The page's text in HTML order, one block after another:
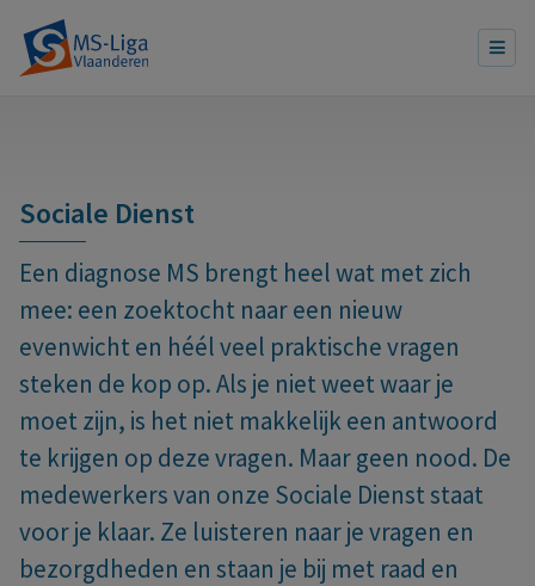
Sociale Dienst
Een diagnose MS brengt heel wat met zich
mee: een zoektocht naar een nieuw
evenwicht en héél veel praktische vragen
steken de kop op. Als je niet weet waar je
moet zijn, is het niet makkelijk een antwoord
te krijgen op deze vragen. Maar geen nood. De
medewerkers van onze Sociale Dienst staat
voor je klaar. Ze luisteren naar je vragen en
bezorgdheden en staan je bij met raad en